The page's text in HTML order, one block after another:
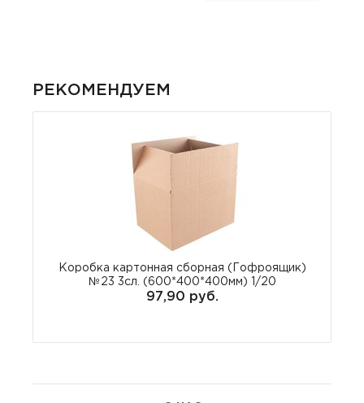
РЕКОМЕНДУЕМ
Коробка картонная сборная (Гофроящик)
№23 3сл. (600*400*400мм) 1/20
97,90 руб.